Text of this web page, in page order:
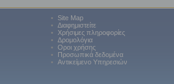
•
Site Map
•
Διαφημιστείτε
•
Χρήσιμες πληροφορίες
•
Δρομολόγια
•
Οροι χρήσης
•
Προσωπικά δεδομένα
•
Αντικείμενο Υπηρεσιών